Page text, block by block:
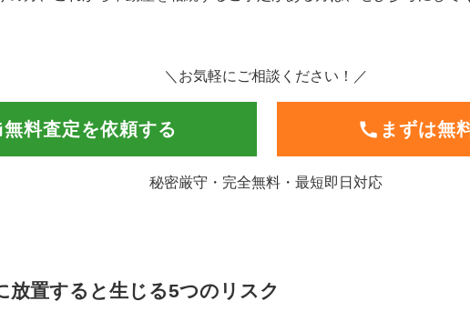
＼お気軽にご相談ください！／
無料査定を依頼する まずは無
秘密厳守・完全無料・最短即日対応
放置すると生じる5つのリスク